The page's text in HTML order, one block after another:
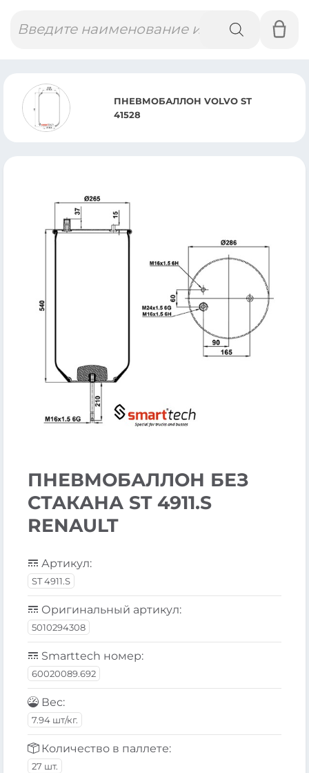
товаров
ПНЕВМОБАЛЛОН VOLVO ST
41528
ПНЕВМОБАЛЛОН БЕЗ
СТАКАНА ST 4911.S
RENAULT
Артикул:
ST 4911.S
Оригинальный артикул:
5010294308
Smarttech номер:
60020089.692
Вес:
7.94 шт/кг.
Количество в паллете:
27 шт.